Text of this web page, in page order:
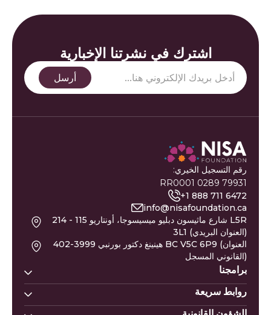
اشترك في نشرتنا الإخبارية
رقم التسجيل الخيري:
79931 0289 RR0001
+1 888 711 6472
info@nisafoundation.ca
214 - 115 شارع ماثيسون دبليو ميسيسوجا، أونتاريو L5R
3L1 (العنوان البريدي)
402-3999 هينينغ دكتور بورنبي BC V5C 6P9 (العنوان
القانوني المسجل)
برامجنا
بيوت نسا
خط مساعدة نيسا
روابط سريعة